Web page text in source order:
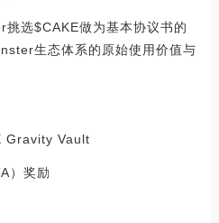
选$CAKE做为基本协议书的
生态体系的原始使用价值与
Gravity Vault
）奖励